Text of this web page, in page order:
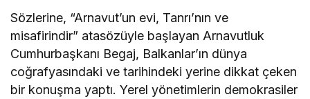
Sözlerine, “Arnavut’un evi, Tanrı’nın ve
misafirindir” atasözüyle başlayan Arnavutluk
Cumhurbaşkanı Begaj, Balkanlar’ın dünya
coğrafyasındaki ve tarihindeki yerine dikkat çeken
bir konuşma yaptı. Yerel yönetimlerin demokrasiler